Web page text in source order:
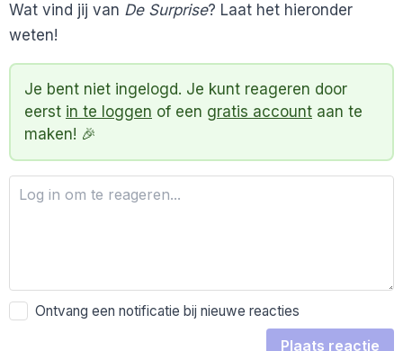
Wat vind jij van De Surprise? Laat het hieronder
weten!
Je bent niet ingelogd. Je kunt reageren door
eerst in te loggen of een gratis account aan te
maken! 🎉
Ontvang een notificatie bij nieuwe reacties
Plaats reactie